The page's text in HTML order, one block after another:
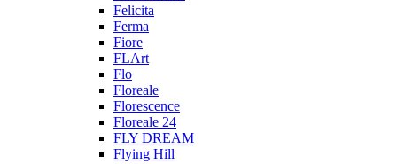
Felicita
Ferma
Fiore
FLArt
Flo
Floreale
Florescence
Floreale 24
FLY DREAM
Flying Hill